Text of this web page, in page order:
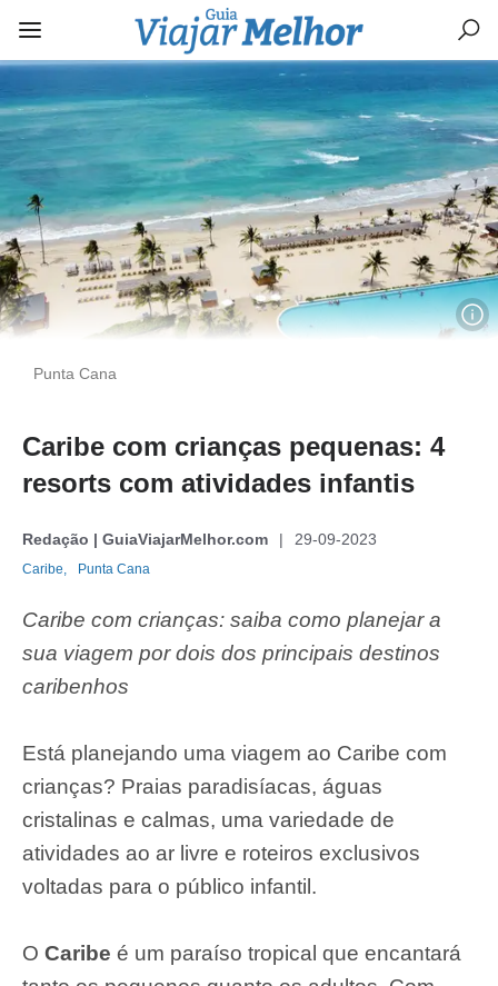
Punta Cana
Caribe com crianças pequenas: 4
resorts com atividades infantis
Redação | GuiaViajarMelhor.com 29-09-2023
Caribe, Punta Cana
Caribe com crianças: saiba como planejar a
sua viagem por dois dos principais destinos
caribenhos
Está planejando uma viagem ao Caribe com
crianças? Praias paradisíacas, águas
cristalinas e calmas, uma variedade de
atividades ao ar livre e roteiros exclusivos
voltadas para o público infantil.
O Caribe é um paraíso tropical que encantará